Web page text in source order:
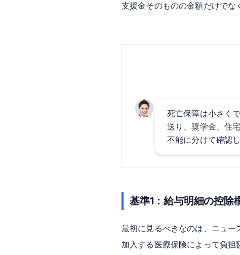
支援金そのものの金額だけでな
死亡保障は小さく
送り、奨学金、住
不能に分けて確認し
基準1：給与明細の控除
最初に見るべきなのは、ニュ
加入する医療保険によって負担